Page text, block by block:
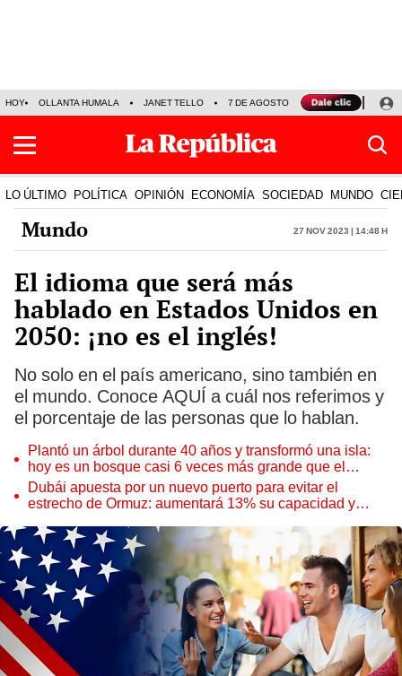
HOY OLLANTA HUMALA JANET TELLO 7 DE AGOSTO TINKA RESULTADOS
LO ÚLTIMO POLÍTICA OPINIÓN ECONOMÍA SOCIEDAD MUNDO
Mundo 27 Nov 2023 | 14:48 h
El idioma que será más
hablado en Estados Unidos en
2050: ¡no es el inglés!
No solo en el país americano, sino también en
el mundo. Conoce AQUÍ a cuál nos referimos y
el porcentaje de las personas que lo hablan.
Plantó un árbol durante 40 años y transformó una isla:
hoy es un bosque casi 6 veces más grande que el
Parque de las Leyendas
Dubái apuesta por un nuevo puerto para evitar el
estrecho de Ormuz: aumentará 13% su capacidad y